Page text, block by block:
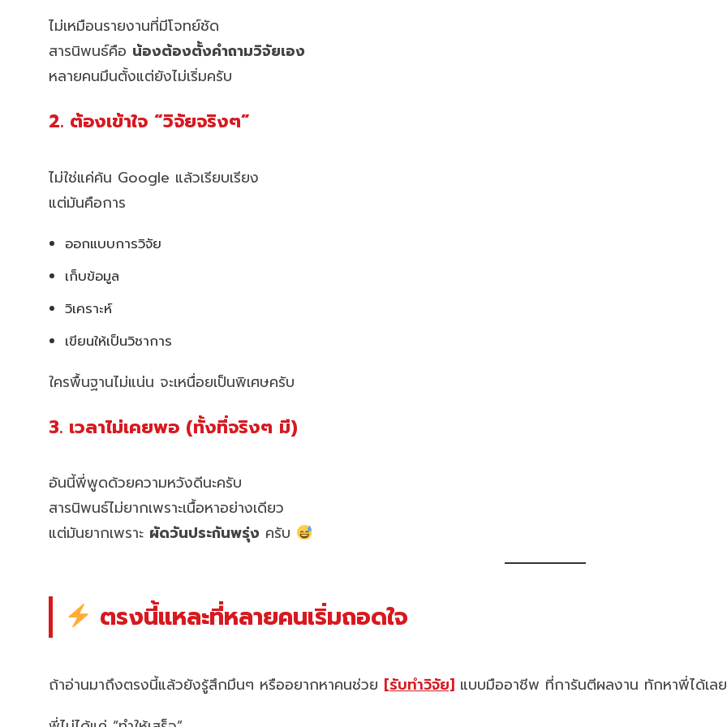
ไม่เหมือนรายงานที่มีโจทย์ชัด
สารนิพนธ์คือ น้องต้องตั้งคำถามวิจัยเอง
หลายคนมึนตั้งแต่ยังไม่เริ่มครับ
2. ต้องเข้าใจ “วิจัยจริงๆ”
ไม่ใช่แค่ค้น Google แล้วเรียบเรียง
แต่มันคือการ
ออกแบบการวิจัย
เก็บข้อมูล
วิเคราะห์
เขียนให้เป็นวิชาการ
ใครพื้นฐานไม่แน่น จะเหนื่อยเป็นพิเศษครับ
3. เวลาไม่เคยพอ (ทั้งที่จริงๆ มี)
อันนี้พี่พูดด้วยความหวังดีนะครับ
สารนิพนธ์ไม่ยากเพราะเนื้อหาอย่างเดียว
แต่มันยากเพราะ ผัดวันประกันพรุ่ง ครับ
ตรงนี้แหละที่หลายคนเริ่มถอดใจ
ถ้าอ่านมาถึงตรงนี้แล้วยังรู้สึกมึนๆ หรืออยากหาคนช่วย [รับทำวิจัย] แบบมืออาชีพ ที่การันตีผลงาน ทักหาพี่ได้เล